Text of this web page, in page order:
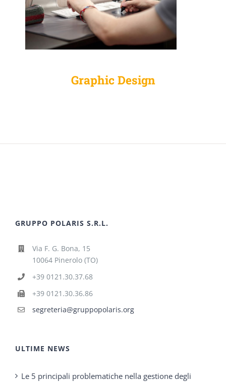
Graphic Design
GRUPPO POLARIS S.R.L.
Via F. G. Bona, 15
10064 Pinerolo (TO)
+39 0121.30.37.68
+39 0121.30.36.86
segreteria@gruppopolaris.org
ULTIME NEWS
Le 5 principali problematiche nella gestione degli